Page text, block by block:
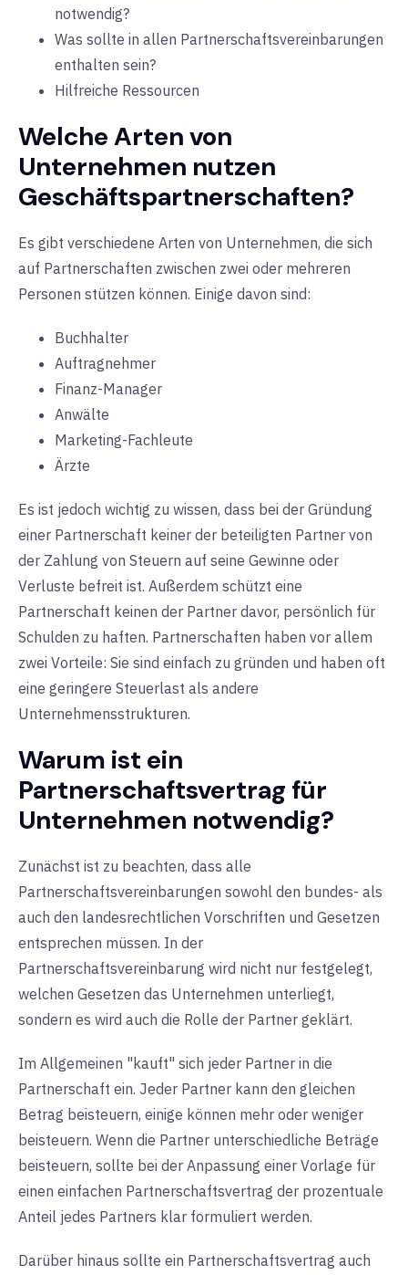
notwendig?
Was sollte in allen Partnerschaftsvereinbarungen
enthalten sein?
Hilfreiche Ressourcen
Welche Arten von
Unternehmen nutzen
Geschäftspartnerschaften?
Es gibt verschiedene Arten von Unternehmen, die sich
auf Partnerschaften zwischen zwei oder mehreren
Personen stützen können. Einige davon sind:
Buchhalter
Auftragnehmer
Finanz-Manager
Anwälte
Marketing-Fachleute
Ärzte
Es ist jedoch wichtig zu wissen, dass bei der Gründung
einer Partnerschaft keiner der beteiligten Partner von
der Zahlung von Steuern auf seine Gewinne oder
Verluste befreit ist. Außerdem schützt eine
Partnerschaft keinen der Partner davor, persönlich für
Schulden zu haften. Partnerschaften haben vor allem
zwei Vorteile: Sie sind einfach zu gründen und haben oft
eine geringere Steuerlast als andere
Unternehmensstrukturen.
Warum ist ein
Partnerschaftsvertrag für
Unternehmen notwendig?
Zunächst ist zu beachten, dass alle
Partnerschaftsvereinbarungen sowohl den bundes- als
auch den landesrechtlichen Vorschriften und Gesetzen
entsprechen müssen. In der
Partnerschaftsvereinbarung wird nicht nur festgelegt,
welchen Gesetzen das Unternehmen unterliegt,
sondern es wird auch die Rolle der Partner geklärt.
Im Allgemeinen "kauft" sich jeder Partner in die
Partnerschaft ein. Jeder Partner kann den gleichen
Betrag beisteuern, einige können mehr oder weniger
beisteuern. Wenn die Partner unterschiedliche Beträge
beisteuern, sollte bei der Anpassung einer Vorlage für
einen einfachen Partnerschaftsvertrag der prozentuale
Anteil jedes Partners klar formuliert werden.
Darüber hinaus sollte ein Partnerschaftsvertrag auch